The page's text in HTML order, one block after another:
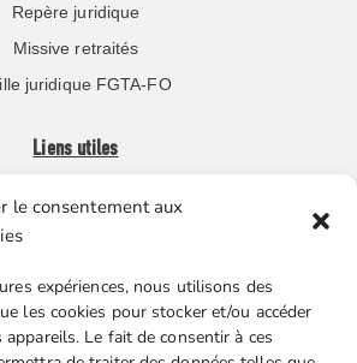
le consentement aux
expériences, nous utilisons des
les cookies pour stocker et/ou accéder
Le fait de consentir à ces
Repère juridique
Missive retraités
juridique FGTA-FO
Liens utiles
Boutique en ligne
Nos partenaires
des cookies